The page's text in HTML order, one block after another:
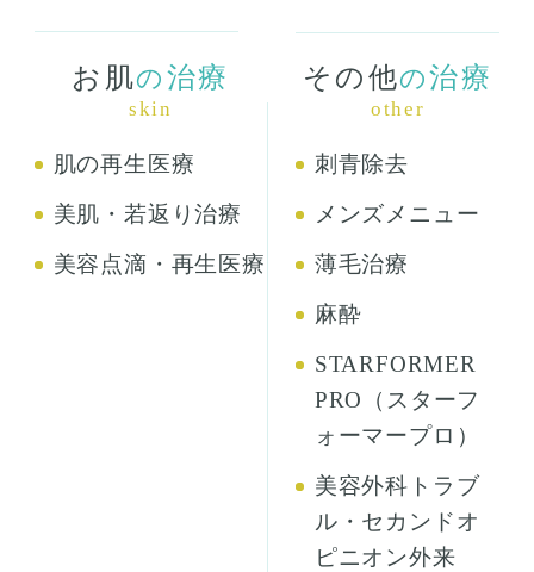
お肌の 治療
skin
肌の再生医療
美肌・若返り治療
美容点滴・再生医療
その他の治療
other
刺青除去
メンズメニュー
薄毛治療
麻酔
STARFORMER
PRO（スターフ
ォーマープロ）
美容外科トラブ
ル・セカンドオ
ピニオン外来